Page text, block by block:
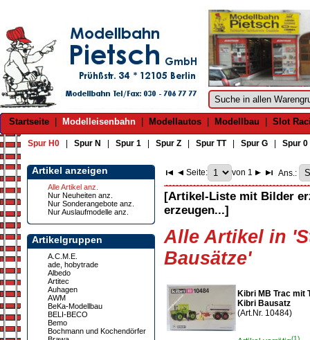
Startseite Modelleisenbahn Modellautos Modellbau Slot
Spur H0 Spur N Spur 1 Spur Z Spur TT| Spur G Spur 0
Artikel anzeigen
Alle Artikel anz.
Nur Neuheiten anz.
Nur Sonderangebote anz.
Nur Auslaufmodelle anz.
Artikelgruppen
A.C.M.E.
ade, hobytrade
Albedo
Artitec
Auhagen
AWM
BeKa-Modellbau
BELI-BECO
Bemo
Bochmann und Kochendörfer
Seite: von 1 Ans.:
[Artikel-Liste mit Bilder
erzeugen...]
Alle Artikel in
Bausätze'
Kibri MB Trac mit
Kibri Bausatz
(Art.Nr. 10484)
(1)